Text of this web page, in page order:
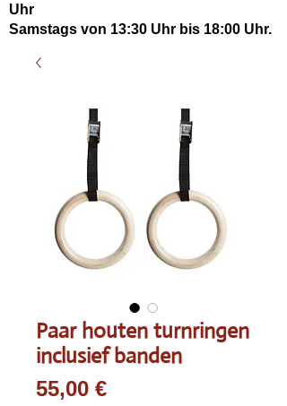
Uhr
Samstags von 13:30 Uhr bis 18:00 Uhr.
Paar houten turnringen
inclusief banden
55,00 €Preis